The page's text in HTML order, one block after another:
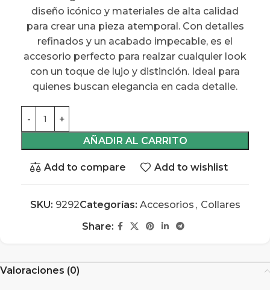
diseño icónico y materiales de alta calidad
para crear una pieza atemporal. Con detalles
refinados y un acabado impecable, es el
accesorio perfecto para realzar cualquier look
con un toque de lujo y distinción. Ideal para
quienes buscan elegancia en cada detalle.
AÑADIR AL CARRITO
Add to compare Add to wishlist
SKU: 9292Categorías: Accesorios , Collares
Share:
Valoraciones (0)